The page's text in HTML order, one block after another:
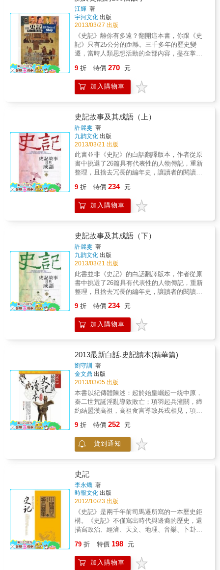
記」、「歷史關注」、「相關連結」等，試圖
通過科學的體例和創新的形式，全方位、新視
角、多層面地詮釋《史記》，力求在真實性、
趣味性和啟發性等方面達到一個全新的高度。
年英雄，又出身貴冑，天縱英才，遇上緊要關
頭反而有了輸不得的壓力，成了最大的包袱。
又可曾注意到，氣定神閒的張良，也曾是在路
邊和老人過不去便「欲毆之」，血氣洶湧的少
年？ 在退無可退的困厄之中能輕巧翻轉、
重頭來過，或者從此一敗塗地，其中關鍵究竟
是什麼？又如何從他人的成敗得失中習得安身
立命的智慧？跟著薛仁明讀《史記》，放下學
之際，遇見的不僅是歷史人物的溫度與魂魄，
更是消散迷失已久，久違了的自己。 & 本書特
色 & ★著重於個人生命啟發，而不拘泥於細節
字句的鑽研。適合各年齡層對人生有所省思與
疑惑的人閱讀。 & ★薛仁明於兩岸三地各大報
章雜誌上發表，廣受歡迎的「史記」系列文章
集結，帶讀者完整回味薛老師講史的精彩與感
動。 & ★隨書附贈飛碟北宜電台主持人彭瀞儀
朗讀CD，舒緩有致的嗓音使文字更具感染力與
畫面。
江輝 著
宇河文化 出版
2013/03/27 出版
《史記》離你有多遠？翻開這本書，你跟《史
記》只有25公分的距離。三千多年的歷史變
遷，當時人類思想活動的全部內容，盡在掌
石破天驚，匯千年之法則，成一家之箴言。拋
開教科書，化歷史為妙筆；翻開史記的100個故
事，親近古人，親近歷史……史記，經得住時
是標籤。它以包容為原則－－雞鳴狗盜，呂后
專政，焚書坑儒……殺戮陰謀亦不是敗筆。毛
遂自薦，胡服騎射，商鞅變法……創造是它的
標尺；烽火戲諸侯，紙上談兵，烏江自刎……
自省與教訓是它的座右銘。史記的100個故事，
不僅讓你「悅讀」歷史，更讓你識人、明志。
9 折 特價 270 元
加入購物車
史記故事及其成語（上）
許麗雯 著
九韵文化 出版
2013/03/21 出版
此書並非《史記》的白話翻譯版本，作者從原
書中挑選了26篇具有代表性的人物傳記，重新
整理，且捨去冗長的編年史，讓讀者的閱讀可
原文，進而喜歡歷史。您知道項羽的霸氣，足
以撼動山河嗎？您聽過呂后殘酷冷血、自私跋
扈、惡行惡狀的故事嗎？戰國四公子是怎樣對
學的魅力不應該受限於時代、語言的束縛，而
文體的表達方式，也不應該只能有一種詮釋方
法。《史記》是中國第一部紀傳體通史，同時
也是傳記文學的代表作。歷來《史記》的文學
觀、美學觀、散文風格、傳記文學特質、語言
藝術，以及對後世散文、戲劇、小說等文學樣
式的啟發，都佔有摧枯拉朽的關鍵地位，兼具
了文學與史學的高度價值。《史記》當中的文
章具有極大的感染力與文學的戲劇性。鴻門宴
的座位，與劇場中的「佈景」無異；而每個人
說的話，宛如戲劇中的「對白」；人物的行為
舉止，就像舞台上的「表演」。讀這段歷史，
恍如置身於當日的鴻門宴中，親眼看見英雄們
磊落的英姿，和豪邁的談吐。《史記故事及其
成語》並非《史記》的白話版本，我們挑選了
其中具有代表性的本紀與列傳，重新為讀者整
理太史公傳略及其創作始末，並且捨去冗長的
編年史。在這些精采篇章中，更有許多精采的
典故與成語，我們都特別以專欄的方式編輯。
這些故事，寓意深遠、筆力萬鈞，每一篇都雋
永感人，值得讀者細細咀嚼。期待您在本書
中，更了解歷史的興衰起落；更崇敬太史公的
剛正不阿；更仰慕這些英雄豪傑的雍雍大度；
也更喜愛古典文學中千絲萬縷的柔情傳唱。
9 折 特價 234 元
加入購物車
史記故事及其成語（下）
許麗雯 著
九韵文化 出版
2013/03/21 出版
此書並非《史記》的白話翻譯版本，作者從原
書中挑選了26篇具有代表性的人物傳記，重新
整理，且捨去冗長的編年史，讓讀者的閱讀可
原文，進而喜歡歷史。您知道項羽的霸氣，足
以撼動山河嗎？您聽過呂后殘酷冷血、自私跋
扈、惡行惡狀的故事嗎？戰國四公子是怎樣對
學的魅力不應該受限於時代、語言的束縛，而
文體的表達方式，也不應該只能有一種詮釋方
法。《史記》是中國第一部紀傳體通史，同時
也是傳記文學的代表作。歷來《史記》的文學
觀、美學觀、散文風格、傳記文學特質、語言
藝術，以及對後世散文、戲劇、小說等文學樣
式的啟發，都佔有摧枯拉朽的關鍵地位，兼具
了文學與史學的高度價值。《史記》當中的文
章具有極大的感染力與文學的戲劇性。鴻門宴
的座位，與劇場中的「佈景」無異；而每個人
說的話，宛如戲劇中的「對白」；人物的行為
舉止，就像舞台上的「表演」。讀這段歷史，
磊落的英姿，和豪邁的談吐。《史記故事及其
成語》並非《史記》的白話版本，我們挑選了
其中具有代表性的本紀與列傳，重新為讀者整
理太史公傳略及其創作始末，並且捨去冗長的
編年史。在這些精采篇章中，更有許多精采的
典故與成語，我們都特別以專欄的方式編輯。
這些故事，寓意深遠、筆力萬鈞，每一篇都雋
中，更了解歷史的興衰起落；更崇敬太史公的
剛正不阿；更仰慕這些英雄豪傑的雍雍大度；
也更喜愛古典文學中千絲萬縷的柔情傳唱。
9 折 特價 234 元
加入購物車
2013最新白話.史記讀本(精華篇)
劉守訓
著
金文鼎 出版
2013/03/05 出版
本書以紀傳體陳述：起於始皇崛起一統中原，
秦二世荒誕淫亂導致敗亡；項羽起兵潼關，締
約結盟漢高祖，高祖食言導致兵戎相見，項羽
藺相如完璧歸趙，圖窮匕見荊軻刺秦，娓娓道
來俱是精采絕倫歷史典故；全文去蕪存菁、刊
落華辭、無一贅言，讀來文情並茂愛不釋卷，
9 折 特價 252 元
貨到通知
史記
李永熾 著
時報文化 出版
2012/10/23 出版
《史記》是兩千年前司馬遷所寫的一本歷史鉅
構。《史記》不僅寫出時代與邊裔的歷史，還
描寫政治、經濟、天文、地理、音樂、卜卦、
化與社會史的書。《太史公自序》說：「究天
人之際，通古今之變，成一家之言。」可見他
寫作時企圖心很大，但是態度非常嚴謹。
79 折 特價 198 元
加入購物車